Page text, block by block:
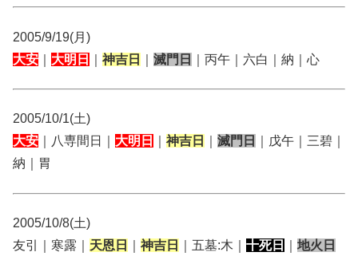
2005/9/19(月)
大安
大明日 神吉日 滅門日 ｜丙午｜六白｜納｜心
2005/10/1(土)
大安 ｜八専間日｜ 大明日 神吉日 滅門日
｜戊午｜三碧｜
納｜胃
2005/10/8(土)
友引｜寒露｜ 天恩日 神吉日 ｜五墓:木｜ 十死日
地火日